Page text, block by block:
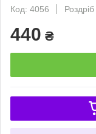
Код: 4056
Роздріб
440 ₴